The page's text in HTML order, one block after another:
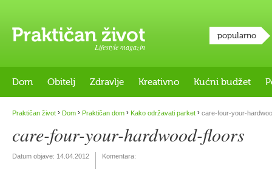
Lifestyle magazin
popularno
Dom Obitelj Zdravlje Kreativno Kućni budžet
Praktičan život › Dom › Praktičan dom › Kako održavati parket › care-four-your-
care-four-your-hardwood-floors
Datum objave: 14.04.2012 Komentara: